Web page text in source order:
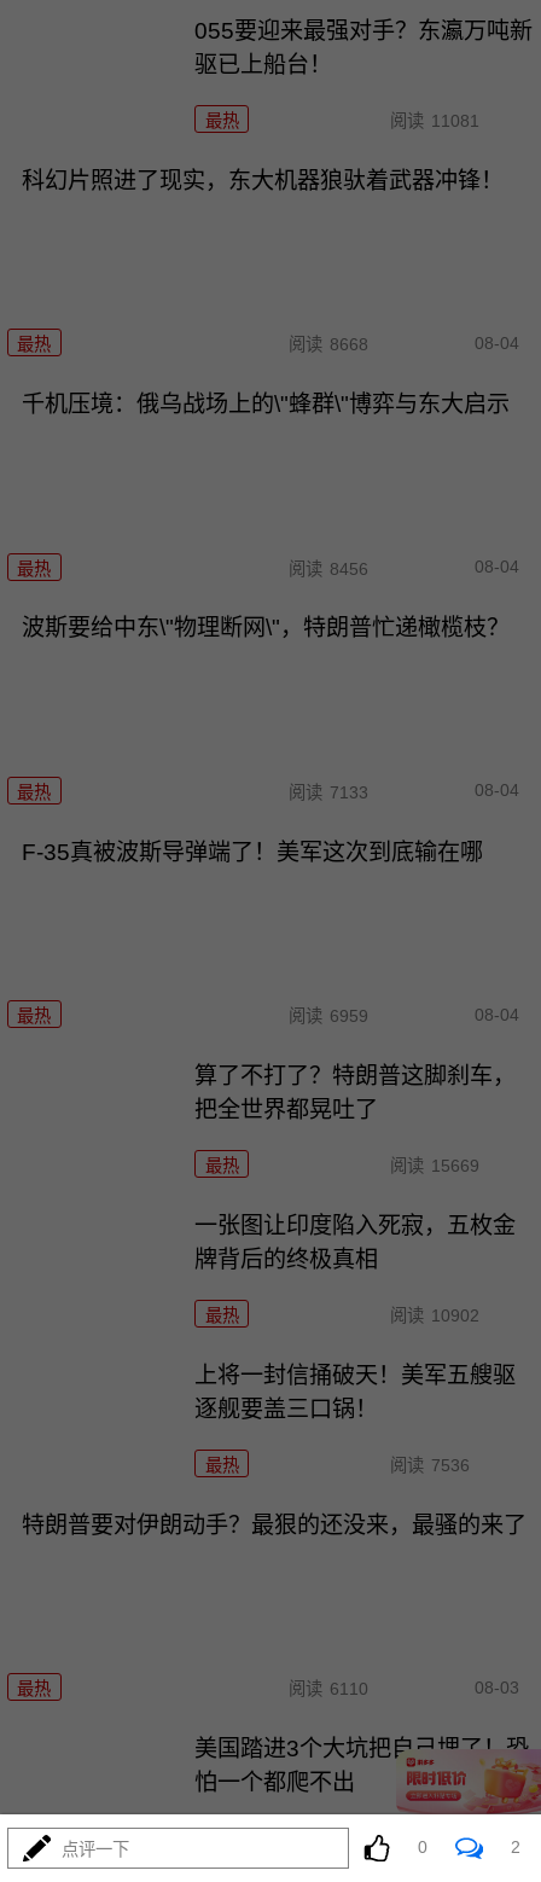
055要迎来最强对手？东瀛万吨新
驱已上船台！
最热 阅读 11081
科幻片照进了现实，东大机器狼驮着武器冲锋！
最热 阅读 8668 08-04
千机压境：俄乌战场上的\"蜂群\"博弈与东大启示
最热 阅读 8456 08-04
波斯要给中东\"物理断网\"，特朗普忙递橄榄枝？
最热 阅读 7133 08-04
F-35真被波斯导弹端了！美军这次到底输在哪
最热 阅读 6959 08-04
算了不打了？特朗普这脚刹车，
把全世界都晃吐了
最热 阅读 15669
一张图让印度陷入死寂，五枚金
牌背后的终极真相
最热 阅读 10902
上将一封信捅破天！美军五艘驱
逐舰要盖三口锅！
最热 阅读 7536
特朗普要对伊朗动手？最狠的还没来，最骚的来了
最热 阅读 6110 08-03
美国踏进3个大坑把自己埋了！恐
怕一个都爬不出
阅读 17685
点评一下 0 2